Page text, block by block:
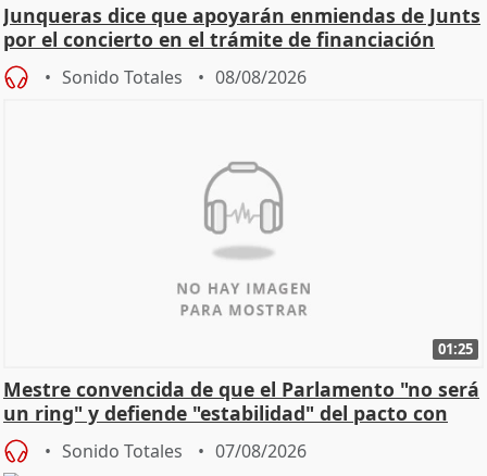
Junqueras dice que apoyarán enmiendas de Junts
por el concierto en el trámite de financiación
Sonido Totales 08/08/2026
01:25
Mestre convencida de que el Parlamento "no será
un ring" y defiende "estabilidad" del pacto con
Vox
Sonido Totales 07/08/2026